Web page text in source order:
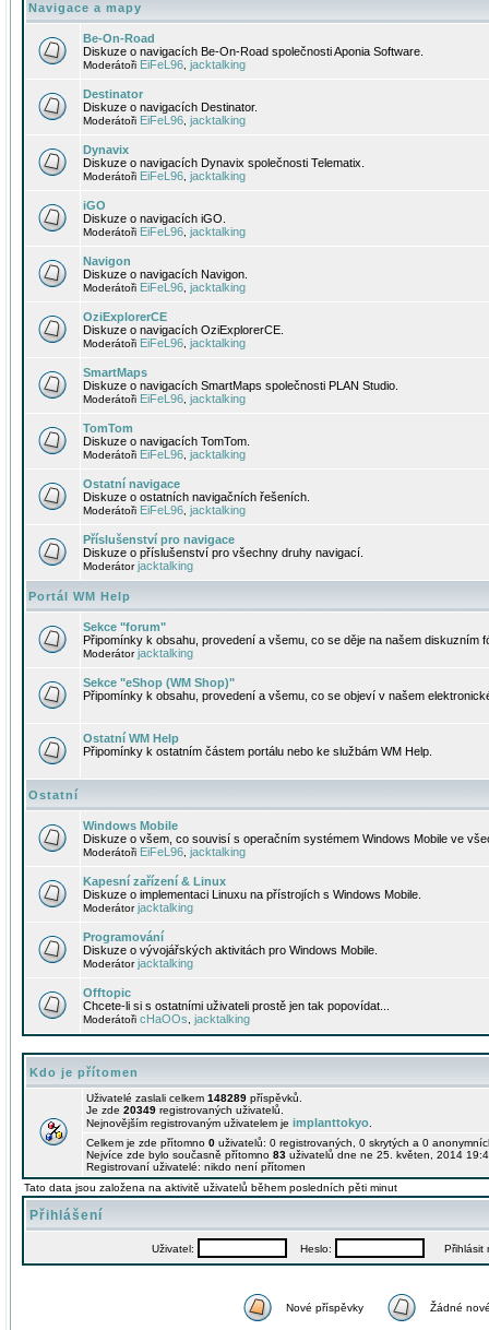
Navigace a mapy
Be-On-Road
Diskuze o navigacích Be-On-Road společnosti Aponia Software.
Moderátoři EiFeL96 jacktalking
Destinator
Diskuze o navigacích Destinator.
Moderátoři EiFeL96 jacktalking
Dynavix
Diskuze o navigacích Dynavix společnosti Telematix.
Moderátoři EiFeL96 jacktalking
iGO
Diskuze o navigacích iGO.
Moderátoři EiFeL96 jacktalking
Navigon
Diskuze o navigacích Navigon.
Moderátoři EiFeL96 jacktalking
OziExplorerCE
Diskuze o navigacích OziExplorerCE.
Moderátoři EiFeL96 jacktalking
SmartMaps
Diskuze o navigacích SmartMaps společnosti PLAN Studio.
Moderátoři EiFeL96 jacktalking
TomTom
Diskuze o navigacích TomTom.
Moderátoři EiFeL96 jacktalking
Ostatní navigace
Diskuze o ostatních navigačních řešeních.
Moderátoři EiFeL96 jacktalking
Příslušenství pro navigace
Diskuze o příslušenství pro všechny druhy navigací.
Moderátorjacktalking
Portál WM Help
Sekce "forum"
Připomínky k obsahu, provedení a všemu, co se děje na našem diskuzním
Moderátorjacktalking
Sekce "eShop (WM Shop)"
Připomínky k obsahu, provedení a všemu, co se objeví v našem
Ostatní WM Help
Připomínky k ostatním částem portálu nebo ke službám WM Help.
Ostatní
Windows Mobile
Diskuze o všem, co souvisí s operačním systémem Windows Mobile ve
Moderátoři EiFeL96 jacktalking
Kapesní zařízení & Linux
Diskuze o implementaci Linuxu na přístrojích s Windows Mobile.
Moderátorjacktalking
Programování
Diskuze o vývojářských aktivitách pro Windows Mobile.
Moderátorjacktalking
Offtopic
Chcete-li si s ostatními uživateli prostě jen tak popovídat...
Moderátoři cHaOOs jacktalking
Kdo je přítomen
Uživatelé zaslali celkem 148289 příspěvků.
Je zde 20349 registrovaných uživatelů.
Nejnovějším registrovaným uživatelem je implanttokyo
Celkem je zde přítomno 0 uživatelů: 0 registrovaných, 0 skrytých a 0
Nejvíce zde bylo současně přítomno 83 uživatelů dne ne 25. květen, 2014
Registrovaní uživatelé: nikdo není přítomen
Tato data jsou založena na aktivitě uživatelů během posledních pěti minut
Přihlášení
Uživatel: Heslo: Přihlásit
Nové příspěvky Žádné